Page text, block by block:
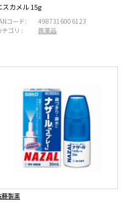
スカメル 15g
コード:
4987316006123
テゴリ :
医薬品
藤製薬